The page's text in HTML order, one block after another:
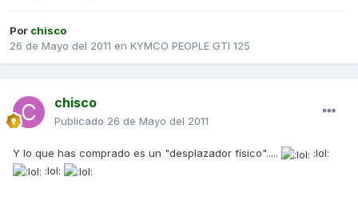
Por chisco
26 de Mayo del 2011 en KYMCO PEOPLE GTI 125
chisco
Publicado 26 de Mayo del 2011
Y lo que has comprado es un "desplazador físico".....
:lol:
:lol: